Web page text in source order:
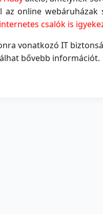
az online
internetes csalók is
vonatkozó IT
bővebb információt.